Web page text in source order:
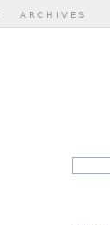
ARCHIVES